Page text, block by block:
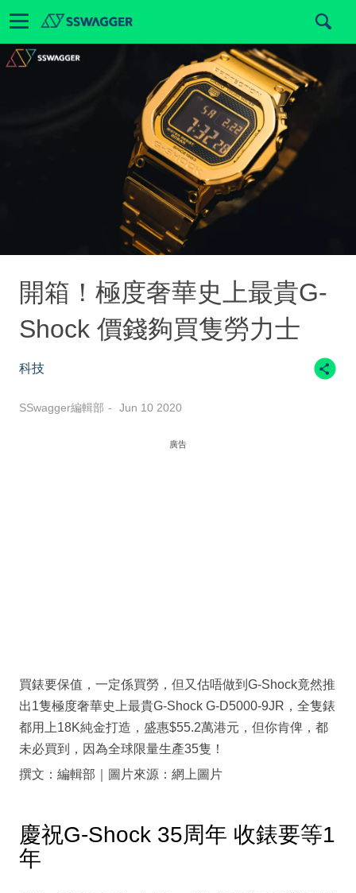
開箱！極度奢華史上最貴G-
Shock 價錢夠買隻勞力士
科技
SSwagger編輯部 Jun 10 2020
廣告
買錶要保值，一定係買勞，但又估唔做到G-Shock竟然推
出1隻極度奢華史上最貴G-Shock G-D5000-9JR，全隻錶
都用上18K純金打造，盛惠$55.2萬港元，但你肯俾，都
未必買到，因為全球限量生產35隻！
撰文：編輯部｜圖片來源：網上圖片
慶祝G-Shock 35周年 收錶要等1
年